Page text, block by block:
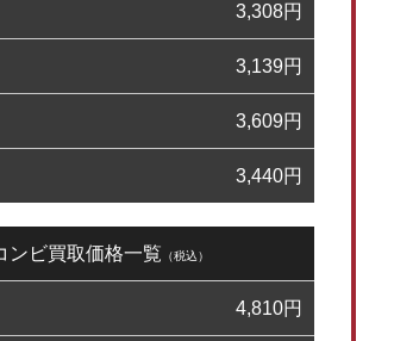
3,308円
3,139円
3,609円
3,440円
ンビ買取価格一覧 （税込）
4,810円